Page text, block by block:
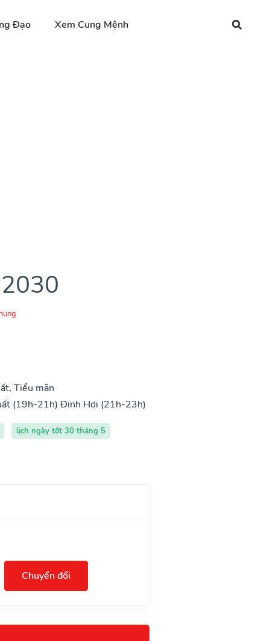
Đạo Xem Cung Mệnh
Tiểu mãn
(19h-21h) Đinh Hợi (21h-23h)
lịch ngày tốt 30 tháng 5
Chuyển đổi